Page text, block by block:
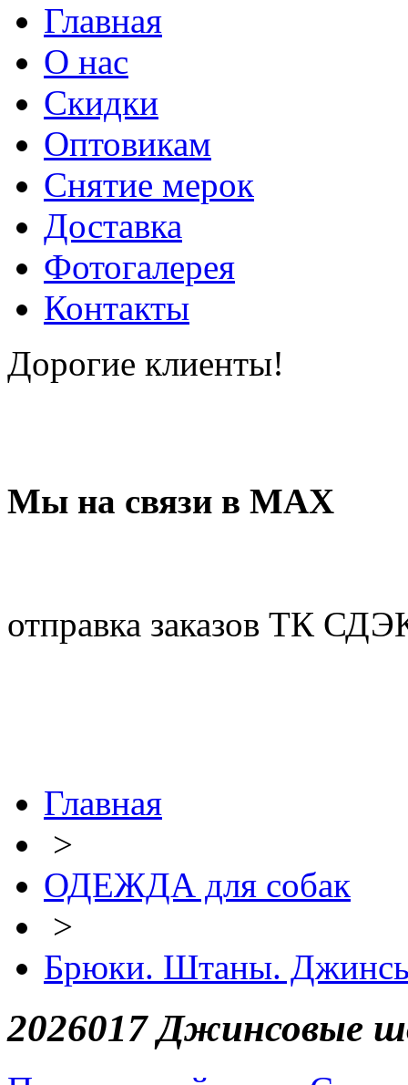
Главная
О нас
Скидки
Оптовикам
Снятие мерок
Доставка
Фотогалерея
Контакты
Дорогие клиенты!
Мы на связи в МАХ
отправка заказов ТК
Главная
>
ОДЕЖДА для собак
>
Брюки. Штаны.
2026017 Джинсовые